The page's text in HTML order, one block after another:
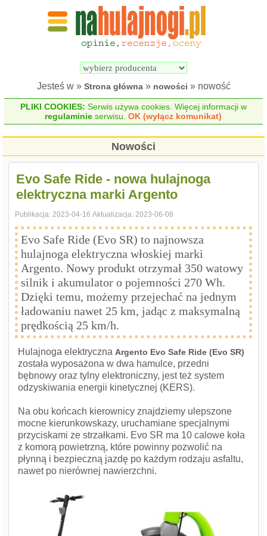
Wyszukiwarka
elektrycznych
Jesteś w » Strona główna» nowości » nowość
PLIKI COOKIES: Serwis używa cookies. Więcej informacji w
regulaminie serwisu.OK (wyłącz komunikat)
Nowości
Evo Safe Ride - nowa hulajnoga
elektryczna marki Argento
Publikacja:2023-04-16 Aktualizacja:2023-06-08
Evo Safe Ride (Evo SR) to najnowsza
hulajnoga elektryczna włoskiej marki
Argento. Nowy produkt otrzymał 350 watowy
silnik i akumulator o pojemności 270 Wh.
Dzięki temu, możemy przejechać na jednym
ładowaniu nawet 25 km, jadąc z maksymalną
prędkością 25 km/h.
Hulajnoga elektryczna Argento Evo Safe Ride (Evo SR)
została wyposażona w dwa hamulce, przedni
bębnowy oraz tylny elektroniczny, jest też system
odzyskiwania energii kinetycznej (KERS).
Na obu końcach kierownicy znajdziemy ulepszone
mocne kierunkowskazy, uruchamiane specjalnymi
przyciskami ze strzałkami. Evo SR ma 10 calowe koła
z komorą powietrzną, które powinny pozwolić na
płynną i bezpieczną jazdę po każdym rodzaju asfaltu,
nawet po nierównej nawierzchni.